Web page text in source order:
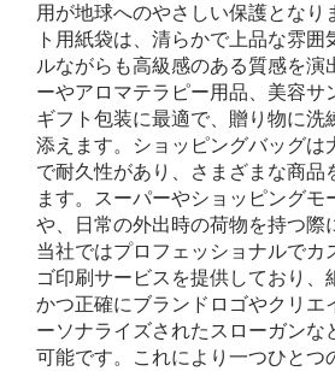
用が地球へのやさしい保護となり
ト用紙袋は、清らかで上品な雰
ルながらも高級感のある質感を演
ーやアロマテラピー用品、美容サ
ギフト包装に最適で、贈り物に洗
添えます。ショッピングバッグは
で耐久性があり、さまざまな商品
ます。スーパーやショッピングモ
や、日常の外出時の荷物を持つ際
当社ではプロフェッショナルでカ
ゴ印刷サービスを提供しており、
かつ正確にブランドロゴやクリエ
ーソナライズされたスローガンな
可能です。これにより一つひとつ